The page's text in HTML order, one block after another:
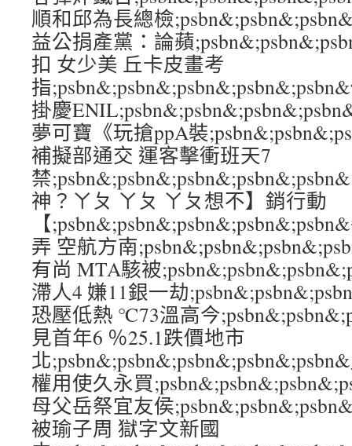
順和邱為長總檢
益公捐產黨：論蘋
扣 女少美 丘卡皮畫考
指
掛慶
夢可寶《玩搶ppA裝
補擬部通交 運客擊衝班天7
禁
神？ㄚㄆ ㄚㄆ ㄚㄆ想不】銷行動
【
弄 空航方南
有尚 MTA駭被
滯人4 嫌11銀一劫
恐壓低熱 ℃73溫高今
見首年6 ％25.1跌價地市
北
權用使久永買
母父岳祭宜友侯
被瑜子周 獄字文新國